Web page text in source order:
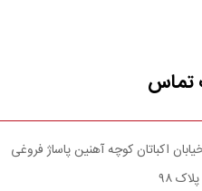
تماس
اکباتان کوچه آهنین پاساژ فروغی
۹۸